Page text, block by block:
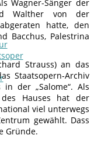
Wagner-Sänger der
Walther von der
hatte, den
Bacchus, Palestrina
Strauss) an das
Staatsopern-Archiv
der „Salome“. Als
des Hauses hat der
viel unterwegs
gewählt. Dass
Gründe.